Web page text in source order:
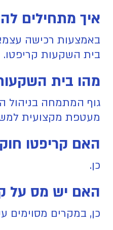
איך מתחילים
באמצעות רכישה
בית השקעות קריפטו.
מהו בית
גוף המתמחה בניהול
מעטפת מקצועית
האם קריפטו
כן.
האם יש מס על
כן, במקרים מסוימים